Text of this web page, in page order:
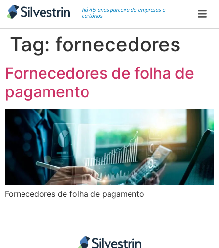
há 45 anos parceira de empresas e
cartórios
Tag: fornecedores
Fornecedores de folha de
pagamento
Fornecedores de folha de pagamento